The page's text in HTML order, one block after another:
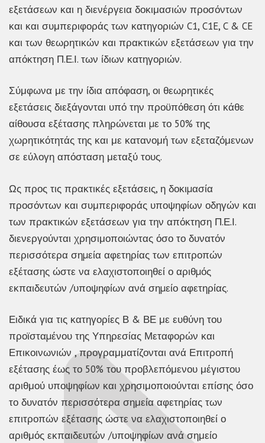
εξετάσεων και η διενέργεια δοκιμασιών προσόντων
και και συμπεριφοράς των κατηγοριών C1, C1E, C & CE
και των θεωρητικών και πρακτικών εξετάσεων για την
απόκτηση Π.Ε.Ι. των ίδιων κατηγοριών.
Σύμφωνα με την ίδια απόφαση, οι θεωρητικές
εξετάσεις διεξάγονται υπό την προϋπόθεση ότι κάθε
αίθουσα εξέτασης πληρώνεται µε το 50% της
χωρητικότητάς της και με κατανομή των εξεταζόμενων
σε εύλογη απόσταση μεταξύ τους.
Ως προς τις πρακτικές εξετάσεις, η δοκιµασία
προσόντων και συμπεριφοράς υποψηφίων οδηγών και
των πρακτικών εξετάσεων για την απόκτηση Π.Ε.Ι.
διενεργούνται χρησιμοποιώντας όσο το δυνατόν
περισσότερα σηµεία αφετηρίας των επιτροπών
εξέτασης ώστε να ελαχιστοποιηθεί ο αριθµός
εκπαιδευτών /υποψηφίων ανά σηµείο αφετηρίας.
Ειδικά για τις κατηγορίες Β & ΒΕ με ευθύνη του
προϊσταµένου της Υπηρεσίας Μεταφορών και
Επικοινωνιών , προγραμματίζονται ανά Επιτροπή
εξέτασης έως το 50% του προβλεπόμενου μέγιστου
αριθμού υποψηφίων και χρησιμοποιούνται επίσης όσο
το δυνατόν περισσότερα σημεία αφετηρίας των
επιτροπών εξέτασης ώστε να ελαχιστοποιηθεί ο
αριθμός εκπαιδευτών /υποψηφίων ανά σημείο